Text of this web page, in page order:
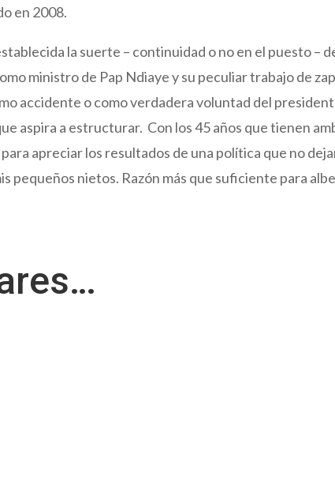
en 2008.
la suerte – continuidad o no en el puesto –
ministro de Pap Ndiaye y su peculiar trabajo de
accidente o como verdadera voluntad del
aspira a estructurar. Con los 45 años que tienen
apreciar los resultados de una política que no
pequeños nietos. Razón más que suficiente para